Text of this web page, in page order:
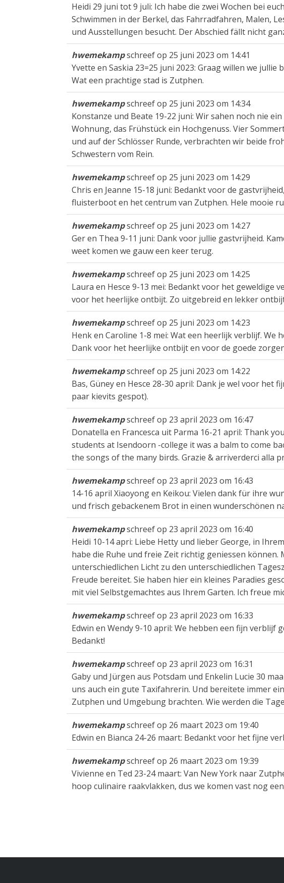
Heidi 29 juni tot 9 juli: Ich habe die zwei Wochen bei
Schwimmen in der Berkel, das Fahrradfahren, Malen,
und Ausstellungen besucht. Der Abschied fällt nicht
hwemekampschreef op 25 juni 2023 om 14:41
Yvette en Saskia 23=25 juni 2023: Graag willen we
Wat een prachtige stad is Zutphen.
hwemekampschreef op 25 juni 2023 om 14:34
Konstanze und Beate 19-22 juni: Wir sahen noch nie
Wohnung, das Frühstück ein Hochgenuss. Vier
und auf der Schlösser Runde, verbrachten wir beide
Schwestern vom Rein.
hwemekampschreef op 25 juni 2023 om 14:29
Chris en Jeanne 15-18 juni: Bedankt voor de
fluisterboot en het centrum van Zutphen. Hele mooie
hwemekampschreef op 25 juni 2023 om 14:27
Ger en Thea 9-11 juni: Dank voor jullie gastvrijheid.
weet komen we gauw een keer terug.
hwemekampschreef op 25 juni 2023 om 14:25
Laura en Hesce 9-13 mei: Bedankt voor het geweldige
voor het heerlijke ontbijt. Zo uitgebreid en lekker
hwemekampschreef op 25 juni 2023 om 14:23
Henk en Caroline 1-8 mei: Wat een heerlijk verblijf. We
Dank voor het heerlijke ontbijt en voor de goede
hwemekampschreef op 25 juni 2023 om 14:22
Bas, Güney en Hesce 28-30 april: Dank je wel voor
paar kievits gespot).
hwemekampschreef op 23 april 2023 om 16:47
Donatella en Francesca uit Parma 16-21 april: Thank
students at Isendoorn -college it was a balm to come
the songs of the many birds. Grazie & arriverderci alla
hwemekampschreef op 23 april 2023 om 16:43
14-16 april Xiaoyong en Keikou: Vielen dank für ihre
und frisch gebackenem Brot in einen wunderschönen
hwemekampschreef op 23 april 2023 om 16:40
Heidi 10-14 apri: Liebe Hetty und lieber George, in
habe die Ruhe und freie Zeit richtig geniessen
unterschiedlichen Licht zu den unterschiedlichen
Freude bereitet. Sie haben hier ein kleines Paradies
mit viel Selbstgemachtes aus Ihrem Garten. Ich freue
hwemekampschreef op 23 april 2023 om 16:33
Edwin en Wendy 9-10 april: We hebben een fijn
Bedankt!
hwemekampschreef op 23 april 2023 om 16:31
Gaby und Jürgen aus Potsdam und Enkelin Lucie 30
uns auch ein gute Taxifahrerin. Und bereitete immer
Zutphen und Umgebung brachten. Wie werden die
hwemekampschreef op 26 maart 2023 om 19:40
Edwin en Bianca 24-26 maart: Bedankt voor het fijne
hwemekampschreef op 26 maart 2023 om 19:39
Vivienne en Ted 23-24 maart: Van New York naar
hoop culinaire raakvlakken, dus we komen vast nog